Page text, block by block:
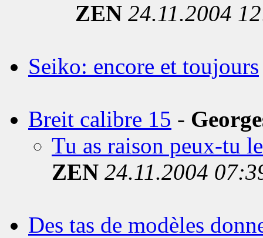
ZEN 24.11.2004
Seiko: encore et toujours
Breit calibre 15 -
Tu as raison peux-tu
ZEN 24.11.2004
Des tas de modèles